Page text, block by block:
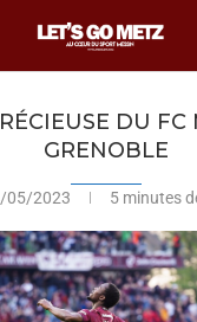
DU FC
GRENOBLE
05/2023 5 minutes